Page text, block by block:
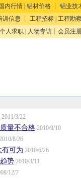
国内行情| 铝材价格┊ 铝业技
训信息 ┊ 工程招标 工程勘
个人求职 人物专访 ┊ 会员注
2011/3/22
量不合格 2010/9/10
8/26
有可为 2010/6/26
势 2010/3/11
12/7